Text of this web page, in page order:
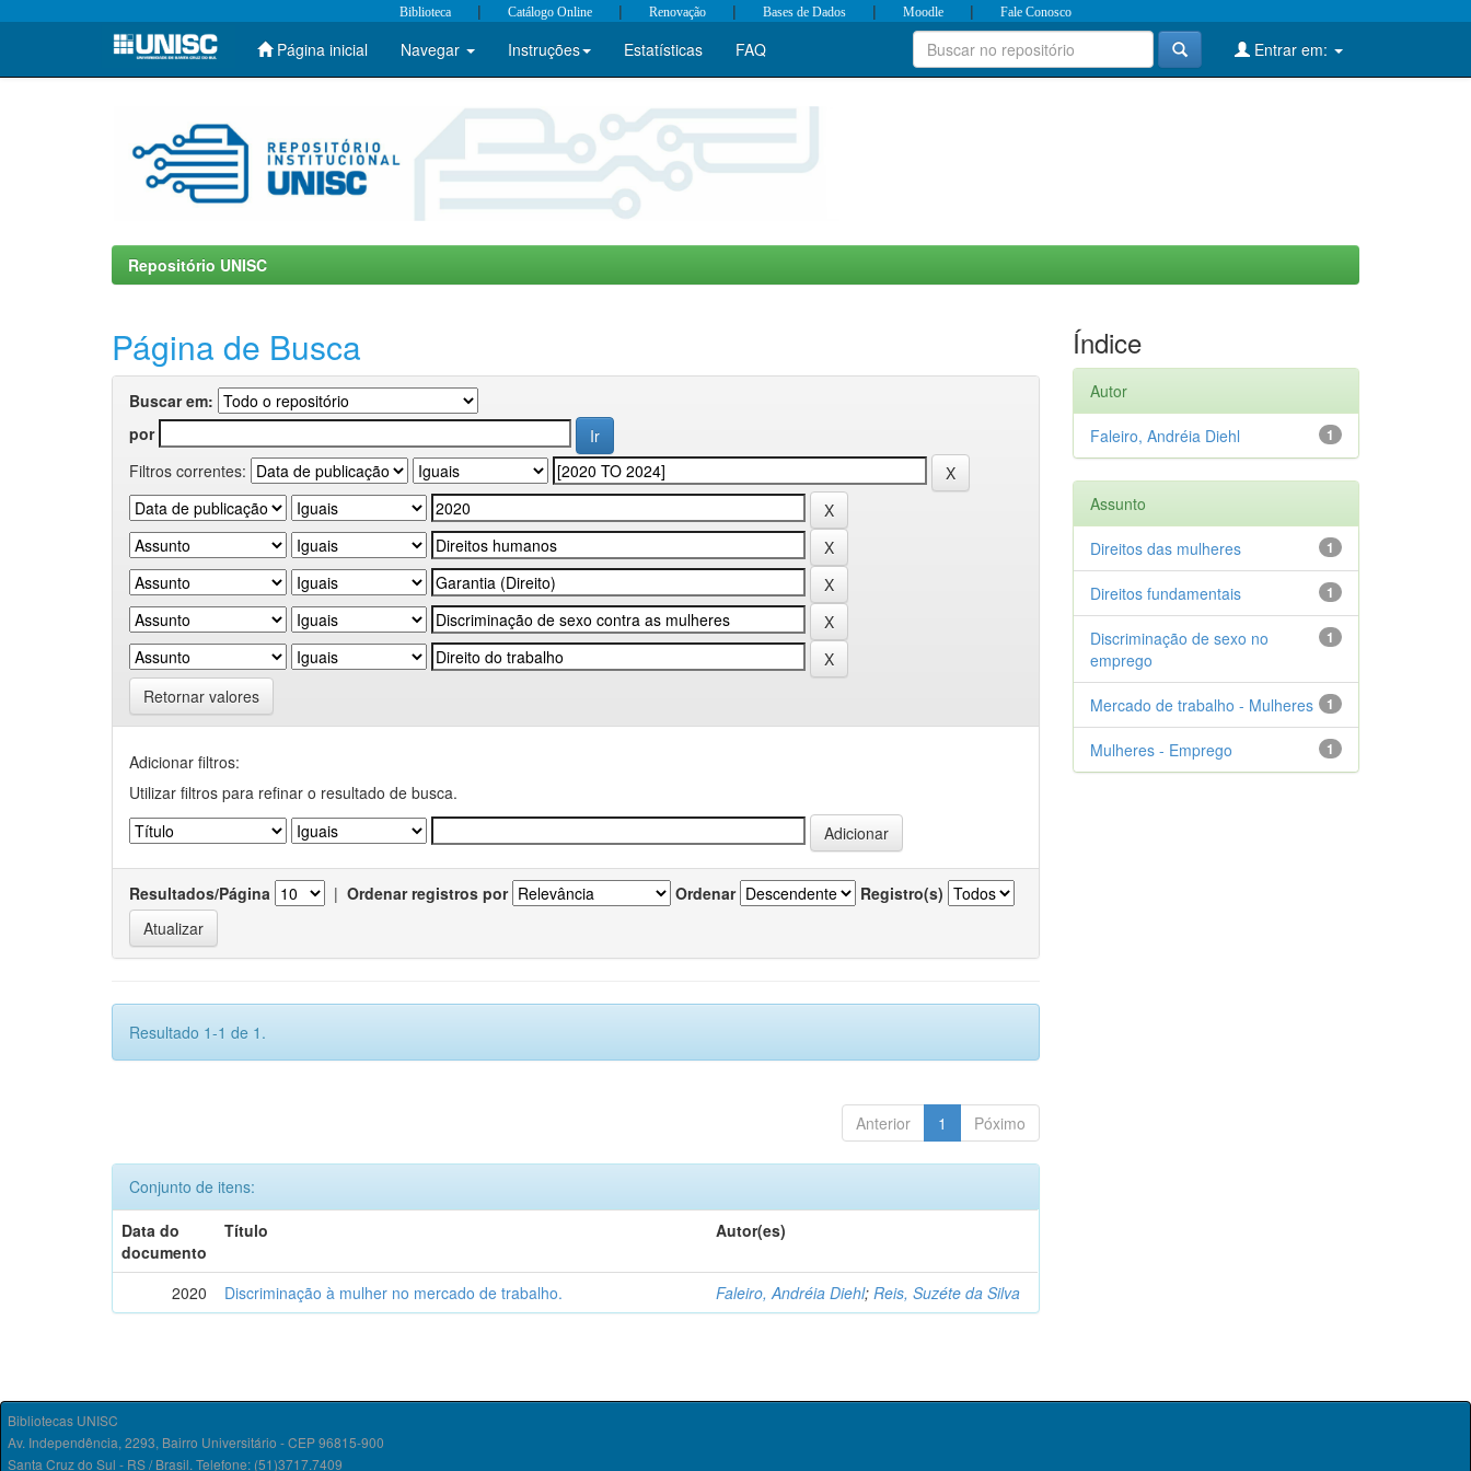
Skip
Biblioteca | Catálogo Online | Renovação | Bases de Dados | Moodle | Fale Conosco
Página inicial Navegar Instruções Estatísticas FAQ Entrar em:
Repositório UNISC
Página de Busca
Buscar em:
por
Filtros correntes:
Retornar valores
Adicionar filtros:
Utilizar filtros para refinar o resultado de busca.
Resultados/Página | Ordenar registros por Ordenar Registro(s)
Resultado 1-1 de 1.
Anterior 1 Póximo
Conjunto de itens:
Data do
documento
Título Autor(es)
2020 Discriminação à mulher no mercado de trabalho. Faleiro, Andréia Diehl;Reis, Suzéte da Silva
Índice
Autor
1
Faleiro, Andréia Diehl
Assunto
1
Direitos das mulheres
1
Direitos fundamentais
1
Discriminação de sexo no
emprego
1
Mercado de trabalho - Mulheres
1
Mulheres - Emprego
Bibliotecas UNISC
Av. Independência, 2293, Bairro Universitário - CEP 96815-900
Santa Cruz do Sul - RS / Brasil. Telefone: (51)3717.7409